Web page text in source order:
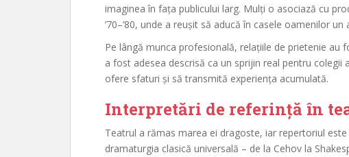
imaginea în fața publicului larg. Mulți o asociază cu
’70–’80, unde a reușit să aducă în casele oamenilor
Pe lângă munca profesională, relațiile de prietenie au
a fost adesea descrisă ca un sprijin real pentru
ofere sfaturi și să transmită experiența acumulată.
Interpretări de referință în
Teatrul a rămas marea ei dragoste, iar repertoriul
dramaturgia clasică universală – de la Cehov la